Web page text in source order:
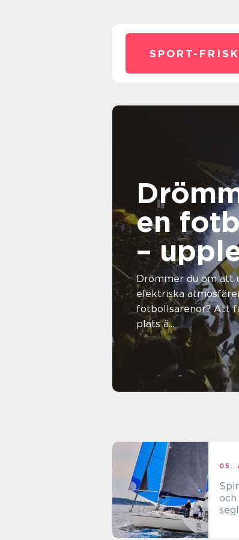
SPORT-
en
–
Drömmer du om att
elektriska
fotbollsarenor? Att
plats ä...
05.
och